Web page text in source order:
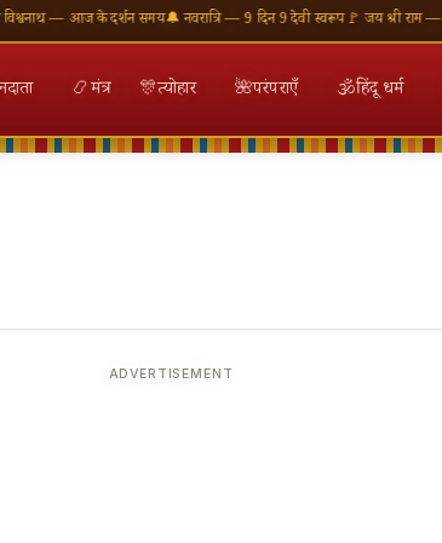
— आज के दर्शन समय🔔 नवरात्रि — 9 दिन 9 देवी स्वरूप🚩 जय श्री राम — राम
📿मंत्र 🎊त्योहार 🌺परंपराएँ 🕉हिंदू धर्म
ADVERTISEMENT